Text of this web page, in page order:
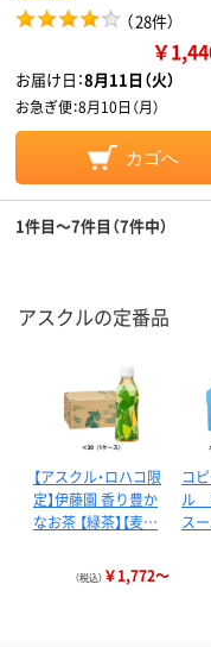
（28件）
￥
お届け日：8月11日（火）
お急ぎ便：8月10日（月）
カゴへ
1件目～7件目（7件中）
アスクルの定番品
【アスクル・ロハコ限
定】伊藤園 香り豊か
なお茶 【緑茶】【麦…
（税込） ￥1,772～
コ
ル
ス